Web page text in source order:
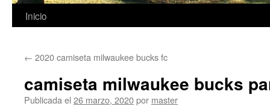
Saltar
contenido
Inicio
← 2020 camiseta milwaukee bucks fc
camiseta milwaukee bucks
Publicada el 26 marzo, 2020por master